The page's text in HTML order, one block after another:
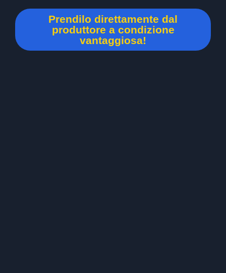
Prendilo direttamente dal
produttore a condizione
vantaggiosa!